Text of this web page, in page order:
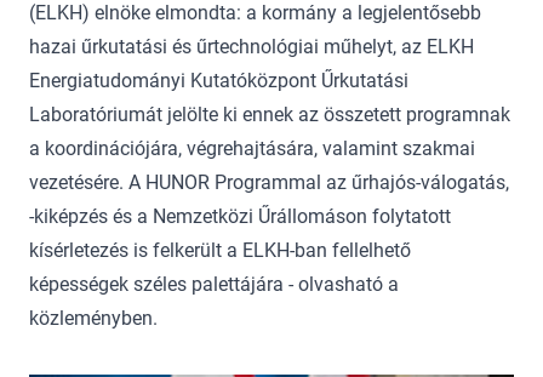
(ELKH) elnöke elmondta: a kormány a legjelentősebb
hazai űrkutatási és űrtechnológiai műhelyt, az ELKH
Energiatudományi Kutatóközpont Űrkutatási
Laboratóriumát jelölte ki ennek az összetett programnak
a koordinációjára, végrehajtására, valamint szakmai
vezetésére. A HUNOR Programmal az űrhajós-válogatás,
-kiképzés és a Nemzetközi Űrállomáson folytatott
kísérletezés is felkerült a ELKH-ban fellelhető
képességek széles palettájára - olvasható a
közleményben.